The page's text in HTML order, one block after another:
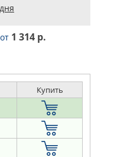
от 1 314 р.
Купить